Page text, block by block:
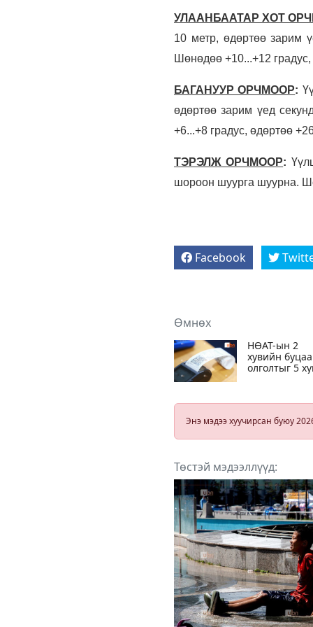
УЛААНБААТАР ХОТ
10 метр, өдөртөө зарим
Шөнөдөө +10...+12
БАГАНУУР ОРЧМООР:
өдөртөө зарим үед
+6...+8 градус, өдөртөө
ТЭРЭЛЖ ОРЧМООР:
шороон шуурга шуурна.
Facebook
Өмнөх
НӨАТ-ын 2
хувийн
олголтыг 5
1.8 их
Энэ мэдээ хуучирсан буюу
Төстэй мэдээллүүд: